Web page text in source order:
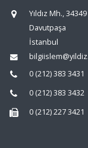
Yıldız Mh., 34349
Davutpaşa
İstanbul
0 (212) 383 3431
0 (212) 383 3432
0 (212) 227 3421